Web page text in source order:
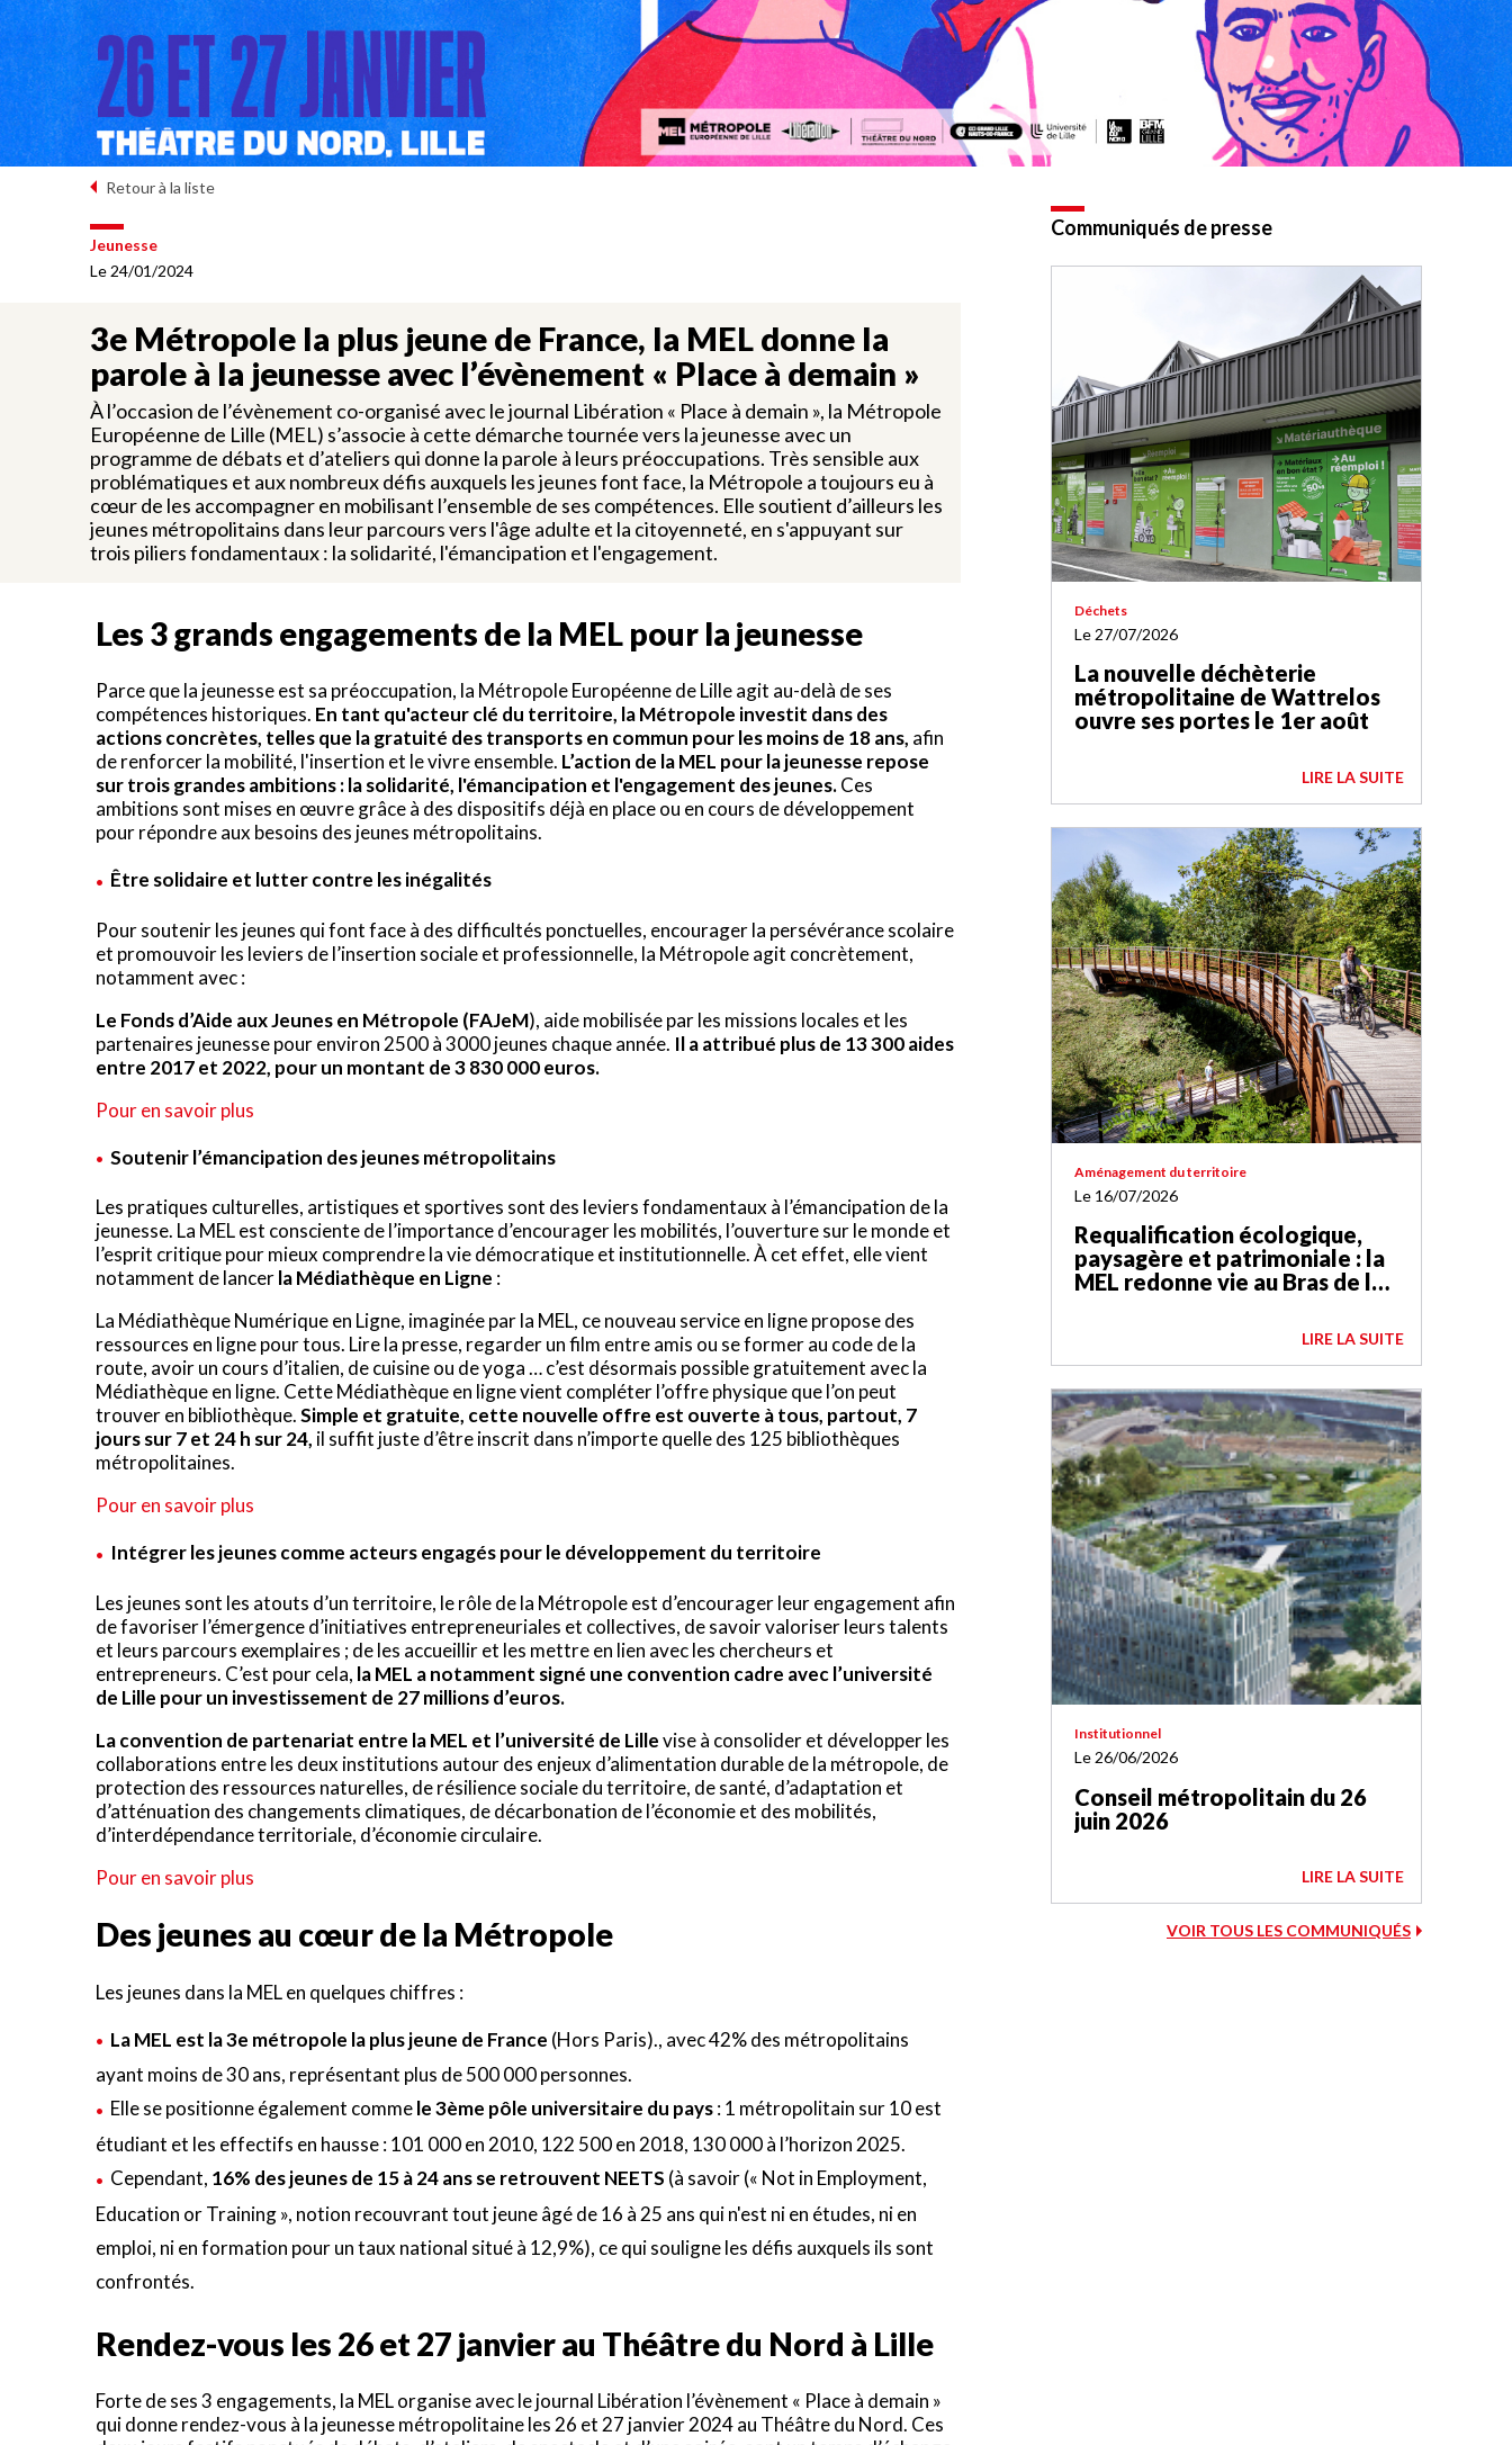
Retour à la liste
Jeunesse
Le 24/01/2024
3e Métropole la plus jeune de France, la MEL donne la
parole à la jeunesse avec l’évènement « Place à demain »
À l’occasion de l’évènement co-organisé avec le journal Libération « Place à demain », la Métropole
Européenne de Lille (MEL) s’associe à cette démarche tournée vers la jeunesse avec un
programme de débats et d’ateliers qui donne la parole à leurs préoccupations. Très sensible aux
problématiques et aux nombreux défis auxquels les jeunes font face, la Métropole a toujours eu à
cœur de les accompagner en mobilisant l’ensemble de ses compétences. Elle soutient d’ailleurs les
jeunes métropolitains dans leur parcours vers l'âge adulte et la citoyenneté, en s'appuyant sur
trois piliers fondamentaux : la solidarité, l'émancipation et l'engagement.
Les 3 grands engagements de la MEL pour la jeunesse
Parce que la jeunesse est sa préoccupation, la Métropole Européenne de Lille agit au-delà de ses
compétences historiques. En tant qu'acteur clé du territoire, la Métropole investit dans des
actions concrètes, telles que la gratuité des transports en commun pour les moins de 18 ans, afin
de renforcer la mobilité, l'insertion et le vivre ensemble. L’action de la MEL pour la jeunesse repose
sur trois grandes ambitions : la solidarité, l'émancipation et l'engagement des jeunes.Ces
ambitions sont mises en œuvre grâce à des dispositifs déjà en place ou en cours de développement
pour répondre aux besoins des jeunes métropolitains.
Être solidaire et lutter contre les inégalités
Pour soutenir les jeunes qui font face à des difficultés ponctuelles, encourager la persévérance scolaire
et promouvoir les leviers de l’insertion sociale et professionnelle, la Métropole agit concrètement,
notamment avec :
Le Fonds d’Aide aux Jeunes en Métropole (FAJeM), aide mobilisée par les missions locales et les
partenaires jeunesse pour environ 2500 à 3000 jeunes chaque année. Il a attribué plus de 13 300 aides
entre 2017 et 2022, pour un montant de 3 830 000 euros.
Pour en savoir plus
Soutenir l’émancipation des jeunes métropolitains
Les pratiques culturelles, artistiques et sportives sont des leviers fondamentaux à l’émancipation de la
jeunesse. La MEL est consciente de l’importance d’encourager les mobilités, l’ouverture sur le monde et
l’esprit critique pour mieux comprendre la vie démocratique et institutionnelle. À cet effet, elle vient
notamment de lancerla Médiathèque en Ligne :
La Médiathèque Numérique en Ligne, imaginée par la MEL, ce nouveau service en ligne propose des
ressources en ligne pour tous. Lire la presse, regarder un film entre amis ou se former au code de la
route, avoir un cours d’italien, de cuisine ou de yoga … c’est désormais possible gratuitement avec la
Médiathèque en ligne. Cette Médiathèque en ligne vient compléter l’offre physique que l’on peut
trouver en bibliothèque.Simple et gratuite, cette nouvelle offre est ouverte à tous, partout, 7
jours sur 7 et 24 h sur 24, il suffit juste d’être inscrit dans n’importe quelle des 125 bibliothèques
métropolitaines.
Pour en savoir plus
Intégrer les jeunes comme acteurs engagés pour le développement du territoire
Les jeunes sont les atouts d’un territoire, le rôle de la Métropole est d’encourager leur engagement afin
de favoriser l’émergence d’initiatives entrepreneuriales et collectives, de savoir valoriser leurs talents
et leurs parcours exemplaires ; de les accueillir et les mettre en lien avec les chercheurs et
entrepreneurs. C’est pour cela, la MEL a notamment signé une convention cadre avec l’université
de Lille pour un investissement de 27 millions d’euros.
La convention de partenariat entre la MEL et l’université de Lillevise à consolider et développer les
collaborations entre les deux institutions autour des enjeux d’alimentation durable de la métropole, de
protection des ressources naturelles, de résilience sociale du territoire, de santé, d’adaptation et
d’atténuation des changements climatiques, de décarbonation de l’économie et des mobilités,
d’interdépendance territoriale, d’économie circulaire.
Pour en savoir plus
Des jeunes au cœur de la Métropole
Les jeunes dans la MEL en quelques chiffres :
La MEL est la 3e métropole la plus jeune de France (Hors Paris)., avec 42% des métropolitains
ayant moins de 30 ans, représentant plus de 500 000 personnes.
Elle se positionne également commele 3ème pôle universitaire du pays: 1 métropolitain sur 10 est
étudiant et les effectifs en hausse : 101 000 en 2010, 122 500 en 2018, 130 000 à l’horizon 2025.
Cependant, 16% des jeunes de 15 à 24 ans se retrouvent NEETS (à savoir (« Not in Employment,
Education or Training », notion recouvrant tout jeune âgé de 16 à 25 ans qui n'est ni en études, ni en
emploi, ni en formation pour un taux national situé à 12,9%), ce qui souligne les défis auxquels ils sont
confrontés.
Rendez-vous les 26 et 27 janvier au Théâtre du Nord à Lille
Forte de ses 3 engagements, la MEL organise avec le journal Libération l’évènement « Place à demain »
qui donne rendez-vous à la jeunesse métropolitaine les 26 et 27 janvier 2024 au Théâtre du Nord. Ces
Communiqués de presse
VOIR TOUS LES COMMUNIQUÉS
Déchets
Le 27/07/2026
La nouvelle déchèterie
métropolitaine de Wattrelos
ouvre ses portes le 1er août
LIRE LA SUITE
Aménagement du territoire
Le 16/07/2026
Requalification écologique,
paysagère et patrimoniale : la
MEL redonne vie au Bras de la
LIRE LA SUITE
Institutionnel
Le 26/06/2026
Conseil métropolitain du 26
juin 2026
LIRE LA SUITE